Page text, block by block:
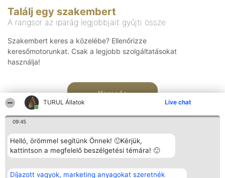
TURUL Állatok Live chat
09:45
Helló, örömmel segítünk Önnek! 🙂Kérjük,
kattintson a megfelelő beszélgetési témára! 🙂
Díjazott vagyok, marketing anyagokat szeretnék
Találj egy szakembert
A rangsor az iparág legjobbjait gyűjti össze
Szakembert keres a közelébe? Ellenőrizze
keresőmotorunkat. Csak a legjobb szolgáltatásokat
használja!
Keresés
Rangsorszervező
SC Beautiful Company S.R.L.
Népszavazás
Nyertesek
Elérhetőség
Elérhetőség